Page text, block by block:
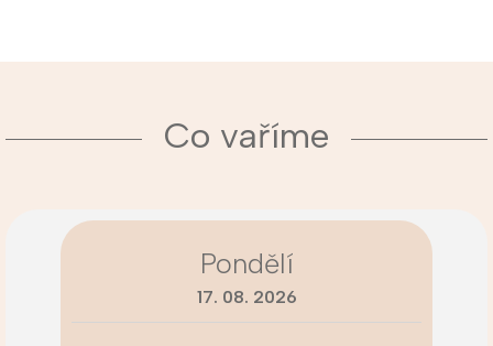
Co vaříme
Pondělí
17. 08. 2026